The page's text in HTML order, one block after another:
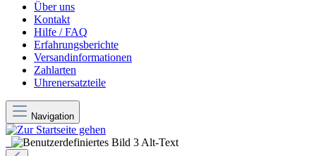
Über uns
Kontakt
Hilfe / FAQ
Erfahrungsberichte
Versandinformationen
Zahlarten
Uhrenersatzteile
Navigation